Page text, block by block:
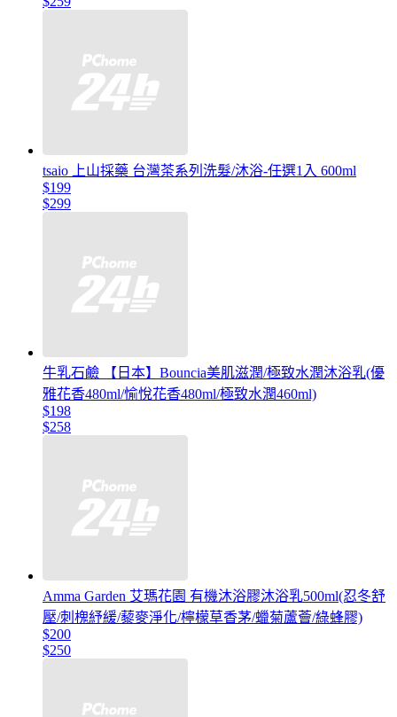
tsaio 上山採藥 台灣茶系列洗髮/沐浴-任選1入 600ml
$199
$299
牛乳石鹼 【日本】Bouncia美肌滋潤/極致水潤沐浴乳(優
雅花香480ml/愉悅花香480ml/極致水潤460ml)
$198
$258
Amma Garden 艾瑪花園 有機沐浴膠沐浴乳500ml(忍冬舒
壓/刺槐紓緩/藜麥淨化/檸檬草香茅/蠟菊蘆薈/綠蜂膠)
$200
$250